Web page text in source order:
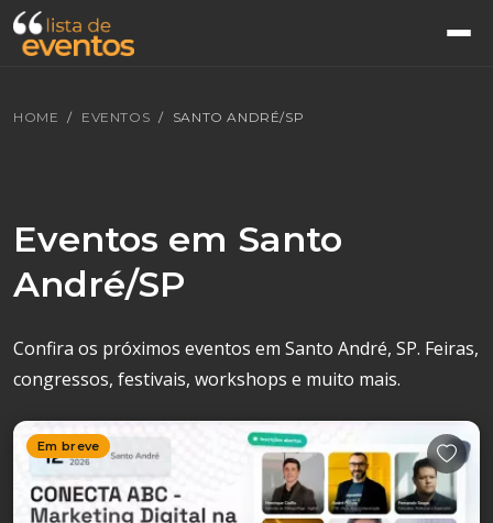
HOME EVENTOS SANTO ANDRÉ/SP
Eventos em Santo
André/SP
Confira os próximos eventos em Santo André, SP. Feiras,
congressos, festivais, workshops e muito mais.
Em breve